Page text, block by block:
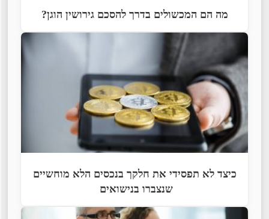
מה הם המכשולים בדרך להסכם גירושין הוגן?
כיצד לא תפסידי את חלקך בנכסים הלא מוחשיים
שנצברו בנישואים